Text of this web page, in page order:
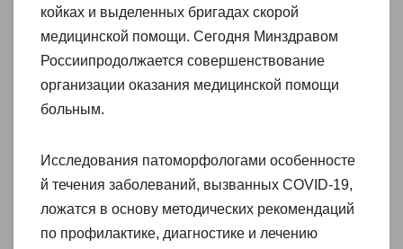
койках и выделенных бригадах скорой
медицинской помощи. Сегодня Минздравом
Россиипродолжается совершенствование
организации оказания медицинской помощи
больным.
Исследования патоморфологами особенносте
й течения заболеваний, вызванных COVID-19,
ложатся в основу методических рекомендаций
по профилактике, диагностике и лечению